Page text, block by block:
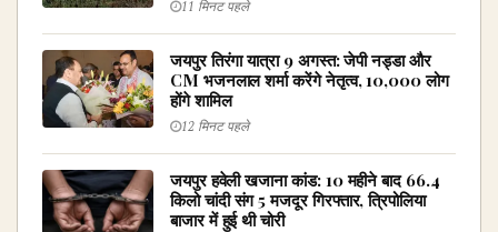
11 मिनट पहले
जयपुर तिरंगा यात्रा 9 अगस्त: जेपी नड्डा और
CM भजनलाल शर्मा करेंगे नेतृत्व, 10,000 लोग
होंगे शामिल
12 मिनट पहले
जयपुर हवेली खजाना कांड: 10 महीने बाद 66.4
किलो चांदी संग 5 मजदूर गिरफ्तार, त्रिपोलिया
बाजार में हुई थी चोरी